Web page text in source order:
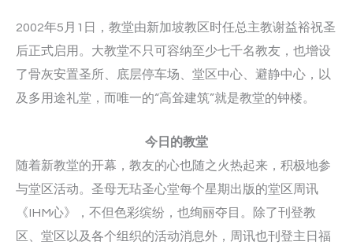
2002年5月1日，教堂由新加坡教区时任总主教谢益裕祝圣
后正式启用。大教堂不只可容纳至少七千名教友，也增设
了骨灰安置圣所、底层停车场、堂区中心、避静中心，以
及多用途礼堂，而唯一的“高耸建筑”就是教堂的钟楼。
今日的教堂
随着新教堂的开幕，教友的心也随之火热起来，积极地参
与堂区活动。圣母无玷圣心堂每个星期出版的堂区周讯
《IHM心》，不但色彩缤纷，也绚丽夺目。除了刊登教
区、堂区以及各个组织的活动消息外，周讯也刊登主日福